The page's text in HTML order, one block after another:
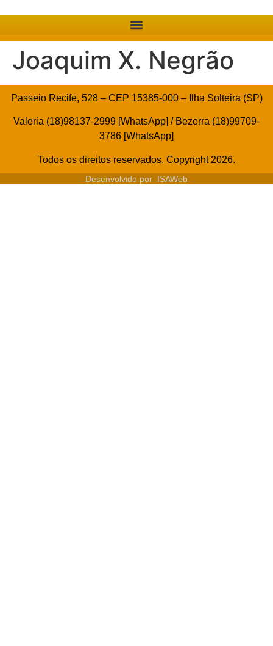
Joaquim X. Negrão
Passeio Recife, 528 – CEP 15385-000 – Ilha Solteira (SP)
Valeria (18)98137-2999 [WhatsApp] / Bezerra (18)99709-
3786 [WhatsApp]
Todos os direitos reservados. Copyright 2026.
Desenvolvido por ISAWeb